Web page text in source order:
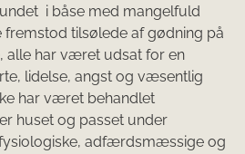
i båse med mangelfuld
fremstod tilsølede af gødning på
alle har været udsat for en
lidelse, angst og væsentlig
har været behandlet
huset og passet under
adfærdsmæssige og